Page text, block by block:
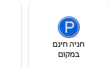
חניה חינם
במקום